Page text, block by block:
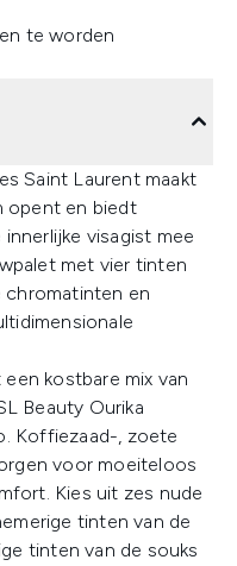
te worden
Saint Laurent maakt
opent en biedt
visagist mee
met vier tinten
chromatinten en
kostbare mix van
Beauty Ourika
Koffiezaad-, zoete
voor moeiteloos
Kies uit zes nude
tinten van de
tinten van de souks